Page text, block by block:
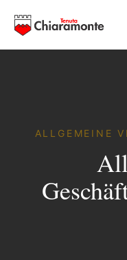
ALLGEMEINE